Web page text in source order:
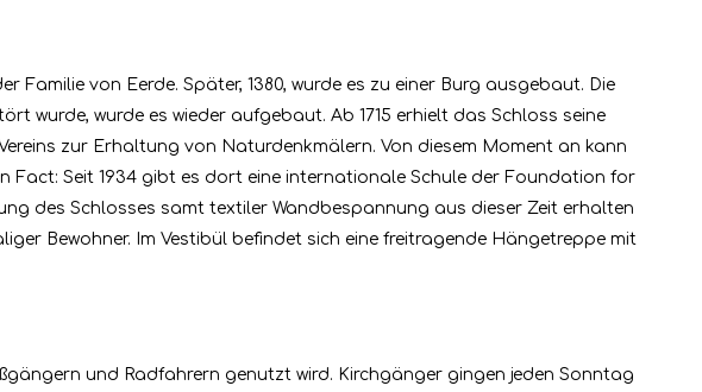
von Eerde. Später, 1380, wurde es zu einer Burg ausgebaut. Die
wurde, wurde es wieder aufgebaut. Ab 1715 erhielt das Schloss seine
zur Erhaltung von Naturdenkmälern. Von diesem Moment an kann
Fact: Seit 1934 gibt es dort eine internationale Schule der Foundation for
des Schlosses samt textiler Wandbespannung aus dieser Zeit erhalten
Bewohner. Im Vestibül befindet sich eine freitragende Hängetreppe mit
und Radfahrern genutzt wird. Kirchgänger gingen jeden Sonntag